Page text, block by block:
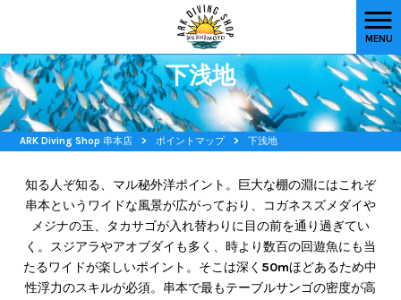
MENU
下浅地
ARK Diving Shop 串本店 > ポイントマップ > 下浅地
知る人ぞ知る、マル秘外洋ポイント。巨大な棚の淵にはこれぞ
串本というワイドな風景が広がっており、コガネスズメダイや
メジナの玉、タカサゴが入れ替わりに目の前を通り過ぎてい
く。スジアラやアオブダイも多く、時より数百の回遊魚にも当
たるワイドが楽しいポイント。そこは深く50mほどあるため中
性浮力のスキルが必須。串本で最もテーブルサンゴの密度が高